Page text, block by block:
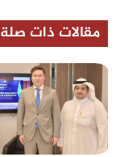
الراهنة
مقالات ذات صلة